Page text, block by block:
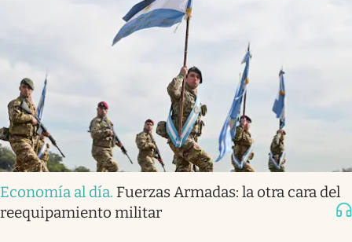
Economía al día. Fuerzas Armadas: la otra cara del
reequipamiento militar